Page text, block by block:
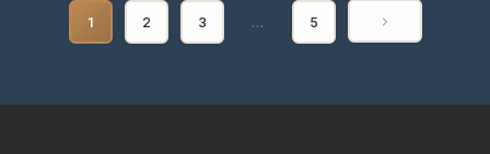
Navigation
1 2 3 … 5
suivante